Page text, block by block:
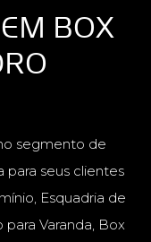
BOX
segmento de
para seus clientes
Esquadria de
Varanda, Box